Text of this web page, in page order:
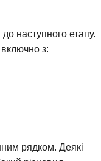
наступного етапу.
включно з:
рядком. Деякі